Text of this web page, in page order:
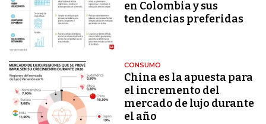
en Colombia y sus
tendencias preferidas
CONSUMO
China es la apuesta para
el incremento del
mercado de lujo durante
el año